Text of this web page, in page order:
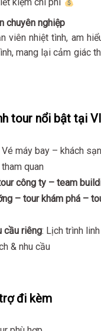
chuyên nghiệp
viên nhiệt tình, am
mang lại cảm giác
tour nổi bật tại
Vé máy bay – khách
quan
công ty – team
– tour khám phá –
cầu riêng: Lịch trình
& nhu cầu
đi kèm